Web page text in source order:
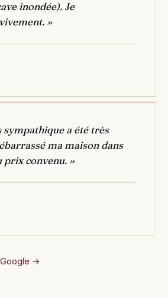
inondée). Je
»
sympathique a été très
ma maison dans
prix convenu. »
→